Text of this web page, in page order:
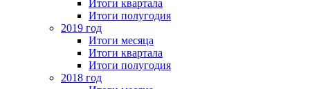
Итоги квартала
Итоги полугодия
2019 год
Итоги месяца
Итоги квартала
Итоги полугодия
2018 год